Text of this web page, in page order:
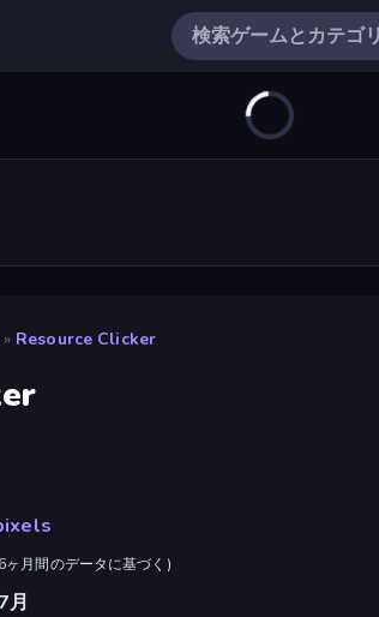
» Resource Clicker
ヶ月間のデータに基づく )
月